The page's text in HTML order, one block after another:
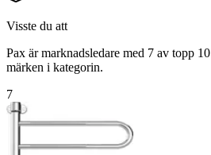
Visste du att
Pax är marknadsledare med 7 av topp
märken i kategorin.
7